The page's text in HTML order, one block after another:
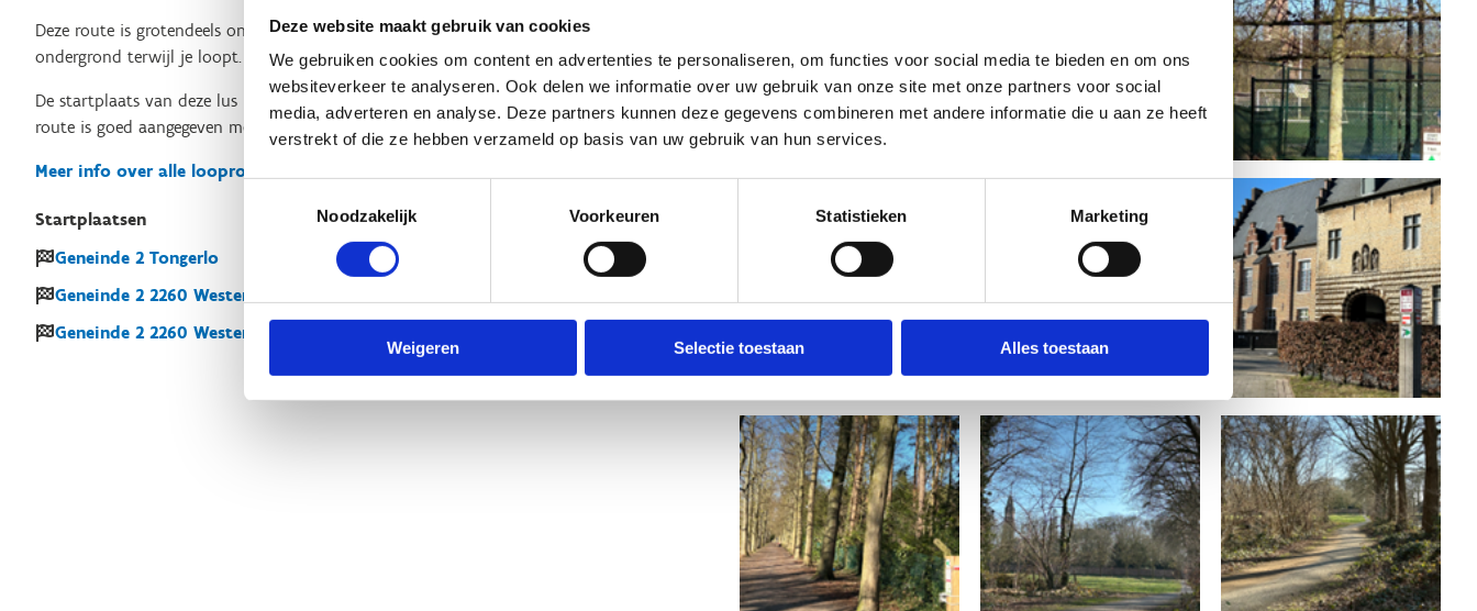
Deze website maakt gebruik van cookies
We gebruiken cookies om content en advertenties te personaliseren, om functies voor social media te bieden en om ons
websiteverkeer te analyseren. Ook delen we informatie over uw gebruik van onze site met onze partners voor social
media, adverteren en analyse. Deze partners kunnen deze gegevens combineren met andere informatie die u aan ze heeft
verstrekt of die ze hebben verzameld op basis van uw gebruik van hun services.
Noodzakelijk
Voorkeuren Statistieken Marketing
Weigeren Selectie toestaan Alles toestaan
Deze route is grotendeels onverhard, wat betekent dat je kunt genieten van een natuurlijke
ondergrond terwijl je loopt.
De startplaats van deze lus is bij Sporta Spot Kempen, gelegen aan Geneinde 2 in Westerlo. De
route is goed aangegeven met signalisatiesymbolen, zodat je gemakkelijk je weg kunt vinden.
Meer info over alle looproutes in Westerlo
Startplaatsen
Geneinde 2 Tongerlo
Geneinde 2 2260 Westerlo
Geneinde 2 2260 Westerlo